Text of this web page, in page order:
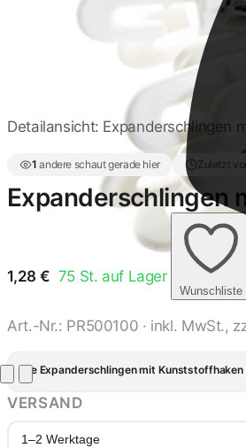
Detailansicht: Expanderschlingen
1 andere schaut gerade hier Zuletzt vor
Expanderschlingen
1,28 € 75St. auf Lager
Wunschliste
Art.-Nr.: PR500100 · inkl. MwSt.,
Die Expanderschlingen mit
VERSAND
1–2 Werktage